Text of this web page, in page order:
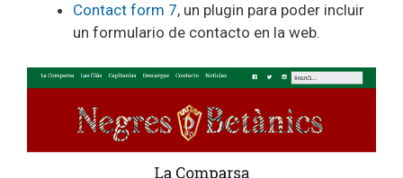
Contact form 7, un plugin para poder incluir
un formulario de contacto en la web.